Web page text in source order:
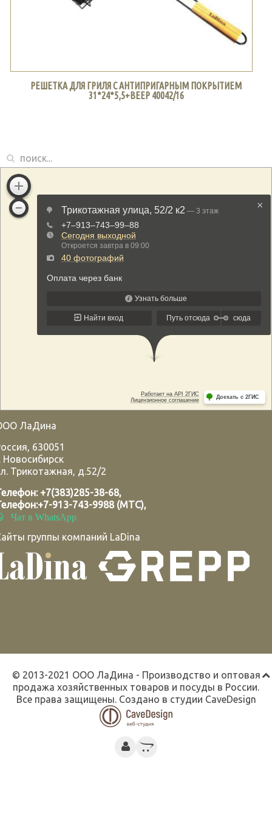
РЕШЕТКА ДЛЯ ГРИЛЯ С АНТИПРИГАРНЫМ ПОКРЫТИЕМ
31*24*5,5+ВЕЕР 40042/16
ЛаДина
, 630051
Новосибирск
Трикотажная, д.52/2
+7(383)285-38-68,
+7-913-743-9988 (МТС),
Чат в WhatsApp
группы компаний LaDina
© 2013-2021 ООО ЛаДина - Производство и оптовая
продажа хозяйственных товаров и посуды в России.
Все права защищены. Создано в студии CaveDesign